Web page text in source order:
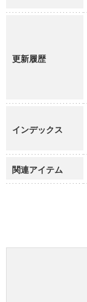
更新履歴
インデックス
関連アイテム